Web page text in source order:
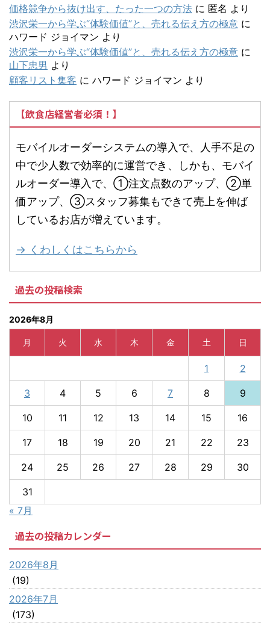
価格競争から抜け出す、たった一つの方法 に 匿名 より
渋沢栄一から学ぶ“体験価値”と、売れる伝え方の極意 に
ハワード ジョイマン より
渋沢栄一から学ぶ“体験価値”と、売れる伝え方の極意 に
山下忠男 より
顧客リスト集客 に ハワード ジョイマン より
【飲食店経営者必須！】
モバイルオーダーシステムの導入で、人手不足の
中で少人数で効率的に運営でき、しかも、モバイ
ルオーダー導入で、①注文点数のアップ、②単
価アップ、③スタッフ募集もできて売上を伸ば
しているお店が増えています。
→ くわしくはこちらから
過去の投稿検索
2026年8月
月 火 水 木 金 土 日
1 2
3 4 5 6 7 8 9
10 11 12 13 14 15 16
17 18 19 20 21 22 23
24 25 26 27 28 29 30
31
« 7月
過去の投稿カレンダー
2026年8月
(19)
2026年7月
(173)